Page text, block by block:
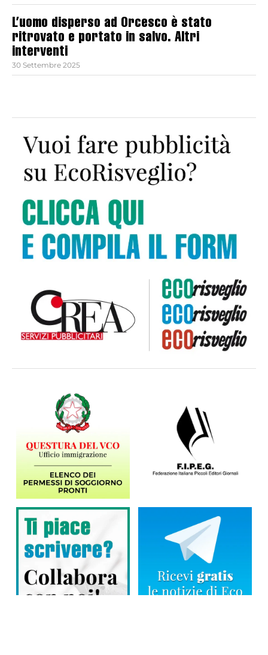
L’uomo disperso ad Orcesco è stato
ritrovato e portato in salvo. Altri
interventi
30 Settembre 2025